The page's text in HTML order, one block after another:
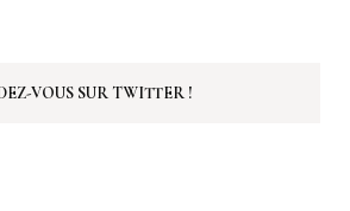
VOUS SUR TWITTER !